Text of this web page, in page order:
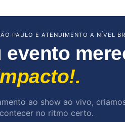
PAULO E ATENDIMENTO A NÍVEL
evento
ao show ao vivo,
no ritmo certo.